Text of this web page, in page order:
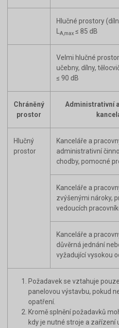
Hlučné prostory
A,max ≤ 85 dB
Velmi hlučné
učebny, dílny,
≤ 90 dB
Chráněný
prostor
Administrativní
Hlučný
prostor
Kanceláře a
administrativní
chodby, pomocné
Kanceláře a
zvýšenými nároky,
vedoucích
Kanceláře a
důvěrná jednání
vyžadující vysokou
Požadavek se vztahuje
panelovou výstavbu, pokud
opatření.
Kromě splnění požadavků
kdy je nutné stroje a zařízení